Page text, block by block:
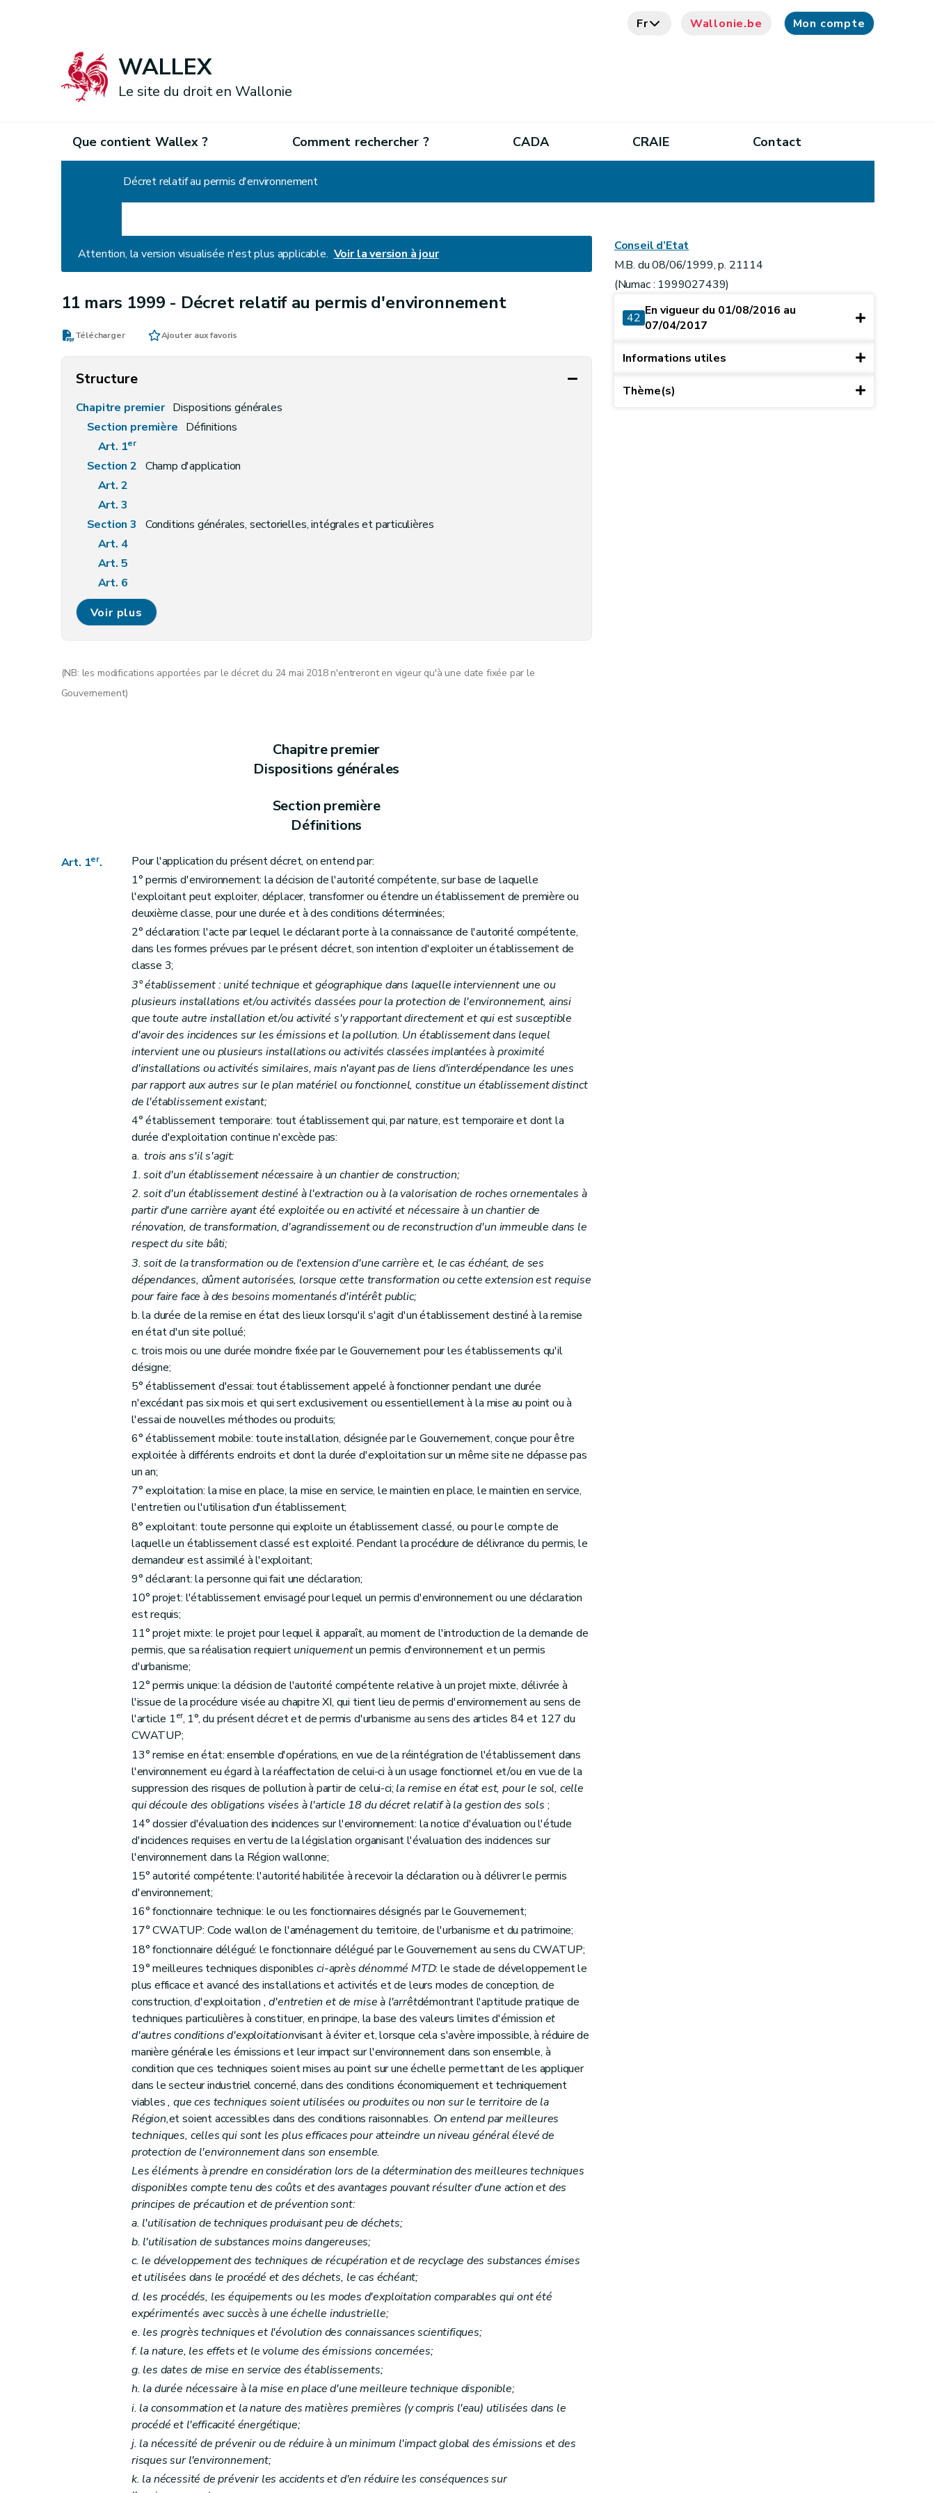
Fr Wallonie.be Mon compte
WALLEX
Le site du droit en Wallonie
Que contient Wallex ? Comment rechercher ? CADA CRAIE Contact
Décret relatif au permis d'environnement
Attention, la version visualisée n'est plus applicable. Voir la version à jour
11 mars 1999 - Décret relatif au permis d'environnement
Télécharger Ajouter aux favoris
Structure
Chapitre premier Dispositions générales
Section première Définitions
Art. 1er
Section 2 Champ d'application
Art. 2
Art. 3
Section 3
Conditions générales, sectorielles, intégrales et particulières
Art. 4
Art. 5
Art. 6
Art. 7
Art.7bis
Art. 9
Section 4
Chapitre II
Régime de la déclaration
Chapitre III Procédure d'octroi du permis d'environnement
Section première La demande
Art. 16
Art. 17
Art. 18
Art. 19
Art. 20
Art. 21
Art. 22
Art. 23
Section 2 Enquête publique
Art. 24
Art. 26
Art. 27
Art. 28
Art. 29
Section 3 Avis
Art. 30
Art. 31
Art. 32
Art. 33
Section 4 Décision
Art. 35
Art. 36
Art. 37
Art. 38
Section 5 Procédure simplifiée
Art. 39
Chapitre IV
Recours
Chapitre V Transformation et extension d'un établissement classé
Chapitre VI Etablissements mobiles
Chapitre VII Contenu et effets du permis d'environnement
Section première Contenu de la décision
Art. 45
Section 2
Effets du permis
Art. 46
Art. 47
Art. 48
Art. 49
Section 3 Durée de validité du permis
Art. 50
Art. 51
Art. 52
Section 4 Mise en oeuvre du permis
Art. 53
Art. 54
Chapitre VIII Conditions d'exploitation et obligations de l'exploitant
Section première Conditions d'exploitation
Art. 55
Art. 55bis
Art. 56
Art. 56bis
Section 2 Obligations de l'exploitant
Art. 57
Art. 58
Art. 59
Art. 59bis
Art. 59 ter
59quater
Section 3 Changement d'exploitant
Art. 60
Chapitre IX Surveillance et mesures administratives
Section première Surveillance et inspection
Art. 61
Art. 62
Art. 63
Section 2 Mesures de police administrative
Sous-section première Action sur le permis en l'absence d'infraction
Art. 64
Art. 65
Art. 66
Art. 67
Art. 68
Art. 69
Voir plus
(NB: les modifications apportées par le décret du 24 mai 2018 n'entreront en vigeur qu'à une date fixée par le
Gouvernement)
Chapitre premier
Dispositions générales
Section première
Définitions
Art. 1er.
Pour l'application du présent décret, on entend par:
1° permis d'environnement: la décision de l'autorité compétente, sur base de laquelle
l'exploitant peut exploiter, déplacer, transformer ou étendre un établissement de première ou
deuxième classe, pour une durée et à des conditions déterminées;
2° déclaration: l'acte par lequel le déclarant porte à la connaissance de l'autorité compétente,
dans les formes prévues par le présent décret, son intention d'exploiter un établissement de
classe 3;
3° établissement : unité technique et géographique dans laquelle interviennent une ou
plusieurs installations et/ou activités classées pour la protection de l'environnement, ainsi
que toute autre installation et/ou activité s'y rapportant directement et qui est susceptible
d'avoir des incidences sur les émissions et la pollution. Un établissement dans lequel
intervient une ou plusieurs installations ou activités classées implantées à proximité
d'installations ou activités similaires, mais n'ayant pas de liens d'interdépendance les unes
par rapport aux autres sur le plan matériel ou fonctionnel, constitue un établissement distinct
de l'établissement existant;
4° établissement temporaire: tout établissement qui, par nature, est temporaire et dont la
durée d'exploitation continue n'excède pas:
a.trois ans s'il s'agit:
1. soit d'un établissement nécessaire à un chantier de construction;
2. soit d'un établissement destiné à l'extraction ou à la valorisation de roches ornementales à
partir d'une carrière ayant été exploitée ou en activité et nécessaire à un chantier de
rénovation, de transformation, d'agrandissement ou de reconstruction d'un immeuble dans le
respect du site bâti;
3. soit de la transformation ou de l'extension d'une carrière et, le cas échéant, de ses
dépendances, dûment autorisées, lorsque cette transformation ou cette extension est requise
pour faire face à des besoins momentanés d'intérêt public;
b. la durée de la remise en état des lieux lorsqu'il s'agit d'un établissement destiné à la remise
en état d'un site pollué;
c. trois mois ou une durée moindre fixée par le Gouvernement pour les établissements qu'il
désigne;
5° établissement d'essai: tout établissement appelé à fonctionner pendant une durée
n'excédant pas six mois et qui sert exclusivement ou essentiellement à la mise au point ou à
l'essai de nouvelles méthodes ou produits;
6° établissement mobile: toute installation, désignée par le Gouvernement, conçue pour être
exploitée à différents endroits et dont la durée d'exploitation sur un même site ne dépasse pas
un an;
7° exploitation: la mise en place, la mise en service, le maintien en place, le maintien en service,
l'entretien ou l'utilisation d'un établissement;
8° exploitant: toute personne qui exploite un établissement classé, ou pour le compte de
laquelle un établissement classé est exploité. Pendant la procédure de délivrance du permis, le
demandeur est assimilé à l'exploitant;
9° déclarant: la personne qui fait une déclaration;
10° projet: l'établissement envisagé pour lequel un permis d'environnement ou une déclaration
est requis;
11° projet mixte: le projet pour lequel il apparaît, au moment de l'introduction de la demande de
permis, que sa réalisation requiertuniquementun permis d'environnement et un permis
d'urbanisme;
12° permis unique: la décision de l'autorité compétente relative à un projet mixte, délivrée à
l'issue de la procédure visée au chapitre XI, qui tient lieu de permis d'environnement au sens de
l'article 1er, 1°, du présent décret et de permis d'urbanisme au sens des articles 84 et 127 du
CWATUP;
13° remise en état: ensemble d'opérations, en vue de la réintégration de l'établissement dans
l'environnement eu égard à la réaffectation de celui-ci à un usage fonctionnel et/ou en vue de la
suppression des risques de pollution à partir de celui-ci; la remise en état est, pour le sol, celle
qui découle des obligations visées à l'article 18 du décret relatif à la gestion des sols ;
14° dossier d'évaluation des incidences sur l'environnement: la notice d'évaluation ou l'étude
d'incidences requises en vertu de la législation organisant l'évaluation des incidences sur
l'environnement dans la Région wallonne;
15° autorité compétente: l'autorité habilitée à recevoir la déclaration ou à délivrer le permis
d'environnement;
16° fonctionnaire technique: le ou les fonctionnaires désignés par le Gouvernement;
17° CWATUP: Code wallon de l'aménagement du territoire, de l'urbanisme et du patrimoine;
18° fonctionnaire délégué: le fonctionnaire délégué par le Gouvernement au sens du CWATUP;
19° meilleures techniques disponiblesci-après dénommé MTD: le stade de développement le
plus efficace et avancé des installations et activités et de leurs modes de conception, de
construction, d'exploitation , d'entretien et de mise à l'arrêtdémontrant l'aptitude pratique de
techniques particulières à constituer, en principe, la base des valeurs limites d'émission et
d'autres conditions d'exploitationvisant à éviter et, lorsque cela s'avère impossible, à réduire de
manière générale les émissions et leur impact sur l'environnement dans son ensemble, à
condition que ces techniques soient mises au point sur une échelle permettant de les appliquer
dans le secteur industriel concerné, dans des conditions économiquement et techniquement
viables, que ces techniques soient utilisées ou produites ou non sur le territoire de la
Région,et soient accessibles dans des conditions raisonnables. On entend par meilleures
techniques, celles qui sont les plus efficaces pour atteindre un niveau général élevé de
protection de l'environnement dans son ensemble.
Les éléments à prendre en considération lors de la détermination des meilleures techniques
disponibles compte tenu des coûts et des avantages pouvant résulter d'une action et des
principes de précaution et de prévention sont:
a. l'utilisation de techniques produisant peu de déchets;
b. l'utilisation de substances moins dangereuses;
c. le développement des techniques de récupération et de recyclage des substances émises
et utilisées dans le procédé et des déchets, le cas échéant;
d. les procédés, les équipements ou les modes d'exploitation comparables qui ont été
expérimentés avec succès à une échelle industrielle;
e. les progrès techniques et l'évolution des connaissances scientifiques;
f. la nature, les effets et le volume des émissions concernées;
g. les dates de mise en service des établissements;
h. la durée nécessaire à la mise en place d'une meilleure technique disponible;
i. la consommation et la nature des matières premières (y compris l'eau) utilisées dans le
procédé et l'efficacité énergétique;
j. la nécessité de prévenir ou de réduire à un minimum l'impact global des émissions et des
risques sur l'environnement;
k. la nécessité de prévenir les accidents et d'en réduire les conséquences sur
Conseil d’Etat
M.B. du 08/06/1999, p. 21114
(Numac : 1999027439)
42 En vigueur du 01/08/2016 au
07/04/2017
Informations utiles
Thème(s)